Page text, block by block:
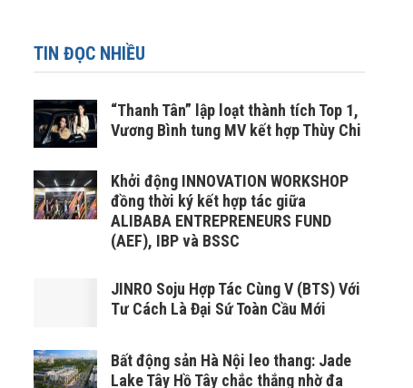
TIN ĐỌC NHIỀU
“Thanh Tân” lập loạt thành tích Top 1,
Vương Bình tung MV kết hợp Thùy Chi
Khởi động INNOVATION WORKSHOP
đồng thời ký kết hợp tác giữa
ALIBABA ENTREPRENEURS FUND
(AEF), IBP và BSSC
JINRO Soju Hợp Tác Cùng V (BTS) Với
Tư Cách Là Đại Sứ Toàn Cầu Mới
Bất động sản Hà Nội leo thang: Jade
Lake Tây Hồ Tây chắc thắng nhờ đa